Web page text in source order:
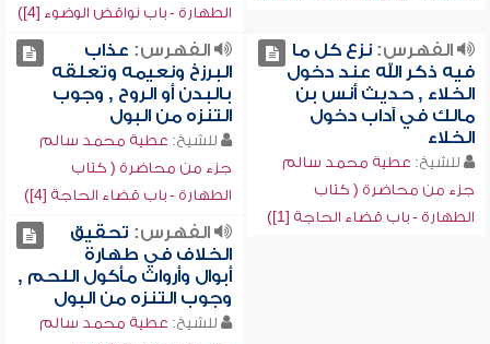
الطهارة - باب نواقض الوضوء [4])
الفهرس:نزع كل ما
فيه ذكر الله عند دخول
الخلاء , حديث أنس بن
مالك في آداب دخول
الخلاء
للشيخ: عطية محمد سالم
جزء من محاضرة ( كتاب
الطهارة - باب قضاء الحاجة [1])
الفهرس: عذاب
البرزخ ونعيمه وتعلقه
بالبدن أو الروح , وجوب
التنزه من البول
للشيخ: عطية محمد سالم
جزء من محاضرة ( كتاب
الطهارة - باب قضاء الحاجة [4])
الفهرس: تحقيق
الخلاف في طهارة
أبوال وأرواث مأكول اللحم ,
وجوب التنزه من البول
للشيخ: عطية محمد سالم